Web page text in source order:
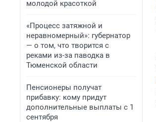
молодой красоткой
«Процесс затяжной и
неравномерный»: губернатор
— о том, что творится с
реками из-за паводка в
Тюменской области
Пенсионеры получат
прибавку: кому придут
дополнительные выплаты с 1
сентября